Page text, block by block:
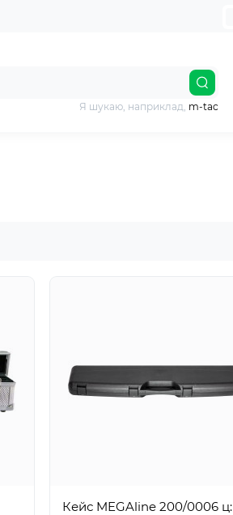
Я шукаю, наприклад, m-tac
Кейс MEGAline 200/0006 ц: